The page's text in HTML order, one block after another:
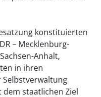
konstituierten
– Mecklenburg-
Anhalt,
in ihren
Selbstverwaltung
staatlichen Ziel